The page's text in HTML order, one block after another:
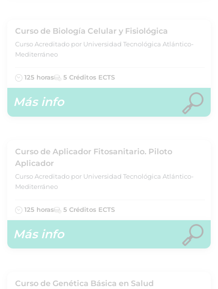
Curso de Biología Celular y Fisiológica
Curso Acreditado por Universidad Tecnológica Atlántico-
Mediterráneo
125 horas 5 Créditos ECTS
Más info
Curso de Aplicador Fitosanitario. Piloto
Aplicador
Curso Acreditado por Universidad Tecnológica Atlántico-
Mediterráneo
125 horas 5 Créditos ECTS
Más info
Curso de Genética Básica en Salud